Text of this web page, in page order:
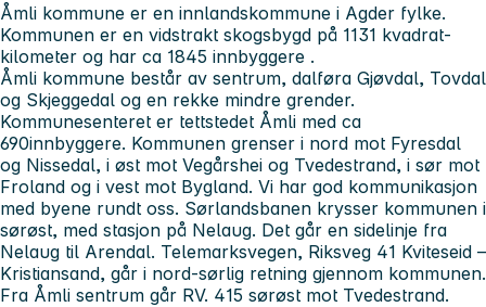
Åmli kommune er en innlandskommune i Agder fylke.
Kommunen er en vidstrakt skogsbygd på 1131 kvadrat-
kilometer og har ca 1845 innbyggere .
Åmli kommune består av sentrum, dalføra Gjøvdal, Tovdal
og Skjeggedal og en rekke mindre grender.
Kommunesenteret er tettstedet Åmli med ca
690innbyggere. Kommunen grenser i nord mot Fyresdal
og Nissedal, i øst mot Vegårshei og Tvedestrand, i sør mot
Froland og i vest mot Bygland. Vi har god kommunikasjon
med byene rundt oss. Sørlandsbanen krysser kommunen i
sørøst, med stasjon på Nelaug. Det går en sidelinje fra
Nelaug til Arendal. Telemarksvegen, Riksveg 41 Kviteseid –
Kristiansand, går i nord-sørlig retning gjennom kommunen.
Fra Åmli sentrum går RV. 415 sørøst mot Tvedestrand.